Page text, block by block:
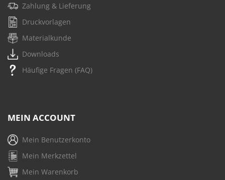
Zahlung & Lieferung
Druckvorlagen
Materialkunde
Downloads
Häufige Fragen (FAQ)
MEIN ACCOUNT
Mein Benutzerkonto
Mein Merkzettel
Mein Warenkorb